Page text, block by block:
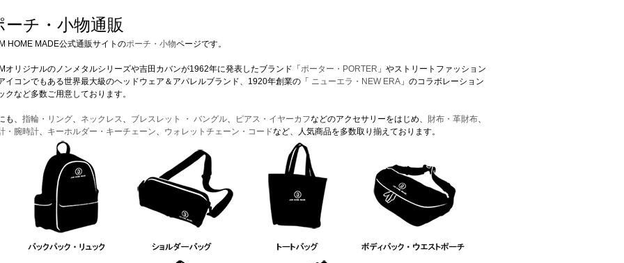
ーチ・小物通販
HOME MADE公式通販サイトのポーチ・小物ページです。
オリジナルのノンメタルシリーズや吉田カバンが1962年に発表したブランド「ポーター・PORTER 」やストリートファッション
イコンでもある世界最大級のヘッドウェア＆アパレルブランド、1920年創業の「 ニューエラ・NEW ERA 」のコラボレーション
クなど多数ご用意しております。
も、 指輪・リング ネックレス ブレスレット ・ バングル ピアス・イヤーカフなどのアクセサリーをはじめ、 財布・革財布
・腕時計
キーホルダー・キーチェーン ウォレットチェーン・コードなど、人気商品を多数取り揃えております。